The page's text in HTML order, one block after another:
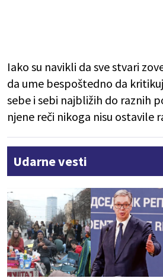
Iako su navikli da sve stvari
da ume bespoštedno da
sebe i sebi najbližih do raznih
njene reči nikoga nisu ostavile
Udarne vesti